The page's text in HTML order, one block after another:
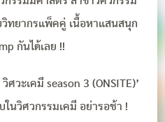
ทยากรแพ็คคู่ เนื้อหาแสนสนุก
กันได้เลย !!
ศวะเคมี season 3 (ONSITE)’
นวิศวกรรมเคมี อย่ารอช้า !